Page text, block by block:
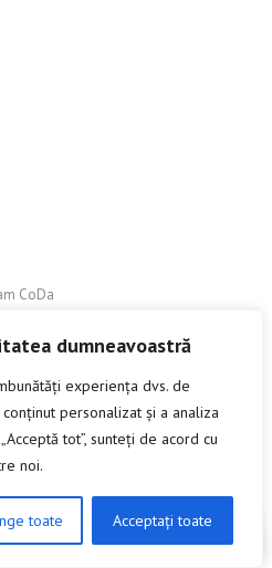
dumneavoastră
experiența dvs. de
personalizat și a analiza
tot”, sunteți de acord cu
noi.
toate Acceptați toate
CoDa
articolului (ex.:
Știință etc.)?
A DISCUTA